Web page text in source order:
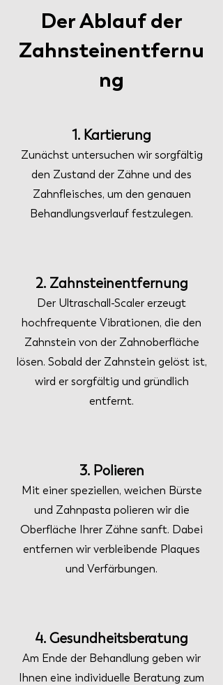
Der Ablauf der
Zahnsteinentfernu
ng
1. Kartierung
Zunächst untersuchen wir sorgfältig
den Zustand der Zähne und des
Zahnfleisches, um den genauen
Behandlungsverlauf festzulegen.
2. Zahnsteinentfernung
Der Ultraschall-Scaler erzeugt
hochfrequente Vibrationen, die den
Zahnstein von der Zahnoberfläche
lösen. Sobald der Zahnstein gelöst ist,
wird er sorgfältig und gründlich
entfernt.
3. Polieren
Mit einer speziellen, weichen Bürste
und Zahnpasta polieren wir die
Oberfläche Ihrer Zähne sanft. Dabei
entfernen wir verbleibende Plaques
und Verfärbungen.
4. Gesundheitsberatung
Am Ende der Behandlung geben wir
Ihnen eine individuelle Beratung zum